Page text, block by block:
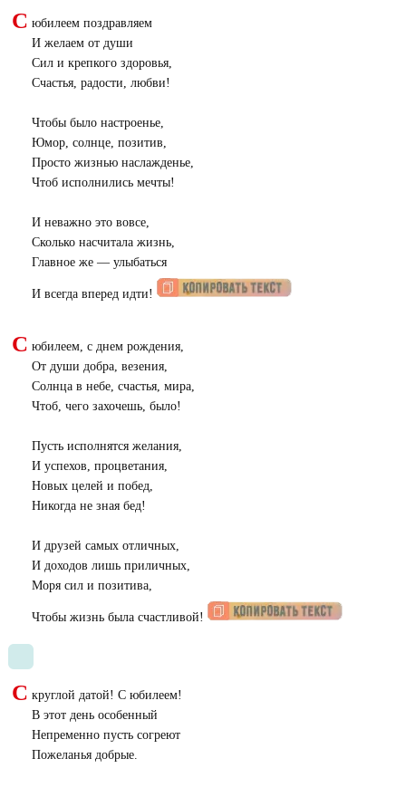
С юбилеем поздравляем
И желаем от души
Сил и крепкого здоровья,
Счастья, радости, любви!
Чтобы было настроенье,
Юмор, солнце, позитив,
Просто жизнью наслажденье,
Чтоб исполнились мечты!
И неважно это вовсе,
Сколько насчитала жизнь,
Главное же — улыбаться
И всегда вперед идти!
С юбилеем, с днем рождения,
От души добра, везения,
Солнца в небе, счастья, мира,
Чтоб, чего захочешь, было!
Пусть исполнятся желания,
И успехов, процветания,
Новых целей и побед,
Никогда не зная бед!
И друзей самых отличных,
И доходов лишь приличных,
Моря сил и позитива,
Чтобы жизнь была счастливой!
С круглой датой! С юбилеем!
В этот день особенный
Непременно пусть согреют
Пожеланья добрые.